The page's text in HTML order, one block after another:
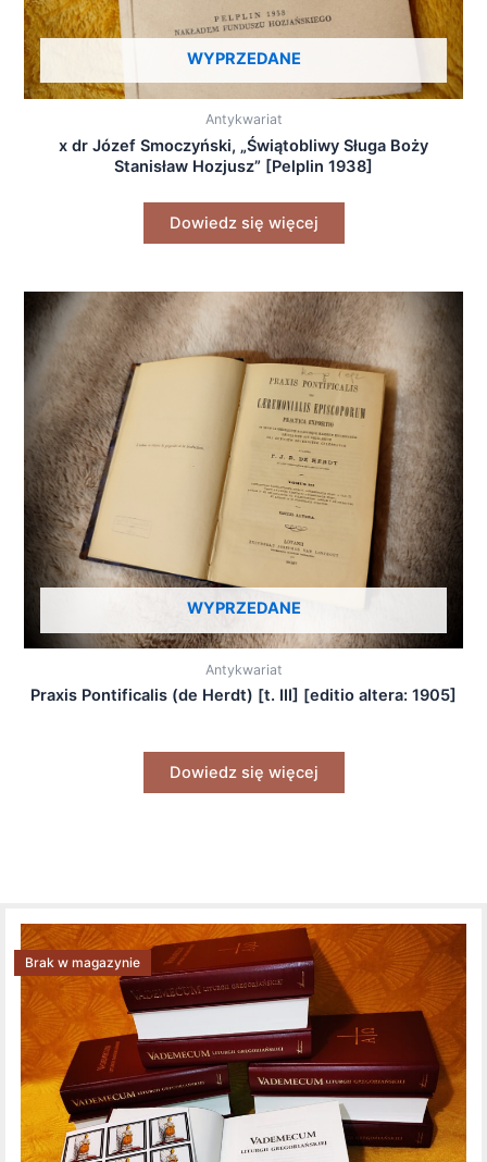
WYPRZEDANE
Antykwariat
x dr Józef Smoczyński, „Świątobliwy Sługa Boży
Stanisław Hozjusz” [Pelplin 1938]
Dowiedz się więcej
WYPRZEDANE
Antykwariat
Praxis Pontificalis (de Herdt) [t. III] [editio altera: 1905]
Dowiedz się więcej
Brak w magazynie